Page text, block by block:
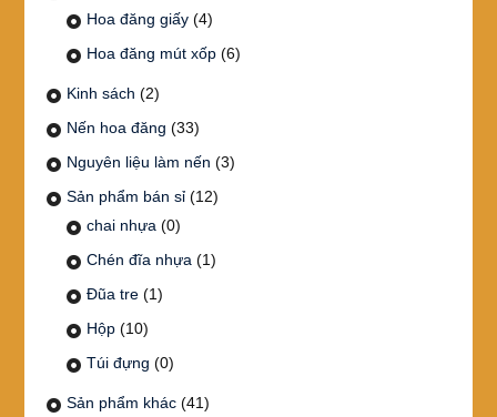
Hoa đăng giấy (4)
Hoa đăng mút xốp (6)
Kinh sách (2)
Nến hoa đăng (33)
Nguyên liệu làm nến (3)
Sản phẩm bán sỉ (12)
chai nhựa (0)
Chén đĩa nhựa (1)
Đũa tre (1)
Hộp (10)
Túi đựng (0)
Sản phẩm khác (41)